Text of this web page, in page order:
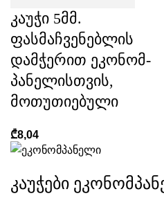
კაუჭი 5მმ.
ფასმაჩვენებლის
დამჭერით ეკონომ-
პანელისთვის,
მოთუთიებული
₾8,04
კაუჭები